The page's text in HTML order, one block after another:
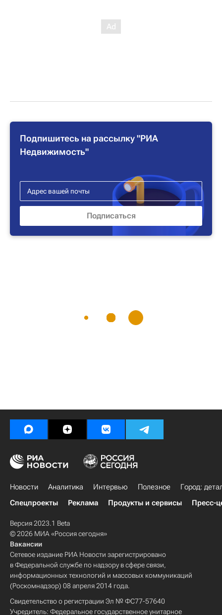
Подпишитесь на рассылку "РИА
Недвижимость"
Новости Аналитика Интервью Полезное
Город:
Спецпроекты
Реклама Продукты и сервисы Пресс-
Версия 2023.1 Beta
© 2026 МИА «Россия сегодня»
Вакансии
Сетевое издание РИА Новости зарегистрировано
в Федеральной службе по надзору в сфере связи,
информационных технологий и массовых коммуникаций
(Роскомнадзор) 08 апреля 2014 года.
Свидетельство о регистрации Эл № ФС77-57640
Учредитель: Федеральное государственное унитарное